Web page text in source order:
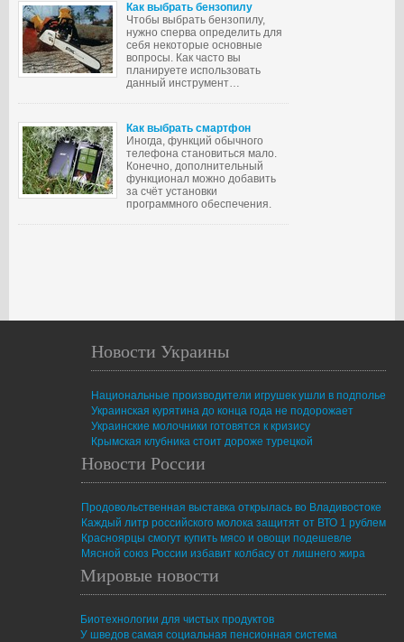
Как выбрать бензопилу
Чтобы выбрать бензопилу,
нужно сперва определить для
себя некоторые основные
вопросы. Как часто вы
планируете использовать
данный инструмент…
Как выбрать смартфон
Иногда, функций обычного
телефона становиться мало.
Конечно, дополнительный
функционал можно добавить
за счёт установки
программного обеспечения.
Новости Украины
Национальные производители игрушек ушли в подполье
Украинская курятина до конца года не подорожает
Украинские молочники готовятся к кризису
Крымская клубника стоит дороже турецкой
Новости России
Продовольственная выставка открылась во Владивостоке
Каждый литр российского молока защитят от ВТО 1 рублем
Красноярцы смогут купить мясо и овощи подешевле
Мясной союз России избавит колбасу от лишнего жира
Мировые новости
Биотехнологии для чистых продуктов
У шведов самая социальная пенсионная система